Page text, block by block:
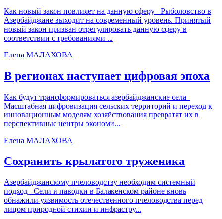
Как новый закон повлияет на данную сферу Рыболовство в
Азербайджане выходит на современный уровень. Принятый
новый закон призван отрегулировать данную сферу в
соответствии с требованиями ...
Елена МАЛАХОВА
В регионах наступает цифровая эпоха
Как будут трансформироваться азербайджанские села
Масштабная цифровизация сельских территорий и переход к
инновационным моделям хозяйствования превратят их в
перспективные центры экономи...
Елена МАЛАХОВА
Сохранить крылатого труженика
Азербайджанскому пчеловодству необходим системный
подход Сели и паводки в Балакенском районе вновь
обнажили уязвимость отечественного пчеловодства перед
лицом природной стихии и инфрастру...